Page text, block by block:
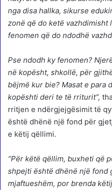
nga disa hallka, sikurse
zonë që do ketë vazhdimisht
fenomen që do ndodhë
Pse ndodh ky fenomen?
në kopësht, shkollë, për
bëjmë kur bie? Masat e para
kopështi deri te të rriturit”,
rritjen e ndërgjejgësimit të
është dhënë një fond për
e këtij qëllimi.
“Për këtë qëllim, buxheti që
shpejti është dhënë një fond
mjaftueshëm, por brenda